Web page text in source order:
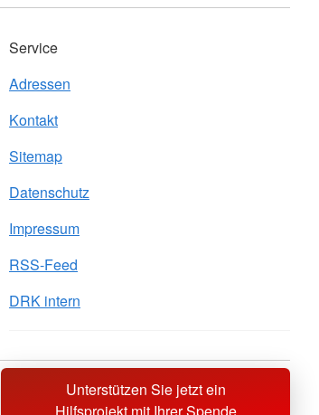
Unterstützen Sie jetzt ein
Service
Adressen
Kontakt
Sitemap
Datenschutz
Impressum
RSS-Feed
DRK intern
Sprache wechseln zu